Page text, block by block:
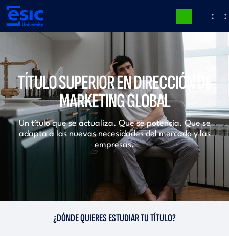
Pasar
contenido
navigation
TÍTULO SUPERIOR EN DIRECCIÓN DE
MARKETING GLOBAL
Un título que se actualiza. Que se potencia. Que se
adapta a las nuevas necesidades del mercado y las
empresas.
¿DÓNDE QUIERES ESTUDIAR TU TÍTULO?